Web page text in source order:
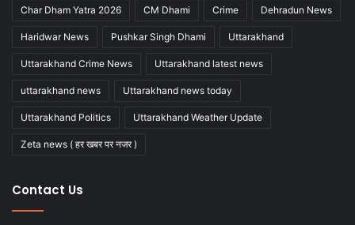
Char Dham Yatra 2026 CM Dhami Crime Dehradun News
Haridwar News Pushkar Singh Dhami Uttarakhand
Uttarakhand Crime News Uttarakhand latest news
uttarakhand news Uttarakhand news today
Uttarakhand Politics Uttarakhand Weather Update
Zeta news ( हर खबर पर नजर )
Contact Us